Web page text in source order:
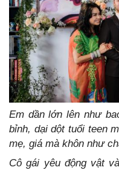
Em dần lớn lên như
bỉnh, dại dột tuổi teen
mẹ, giá mà khôn như
Cô gái yêu động vật